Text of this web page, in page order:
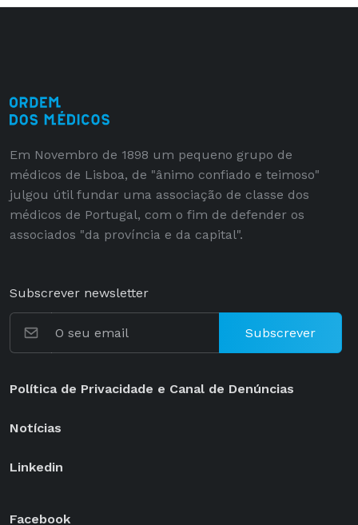
Em Novembro de 1898 um pequeno grupo de
médicos de Lisboa, de "ânimo confiado e teimoso"
julgou útil fundar uma associação de classe dos
médicos de Portugal, com o fim de defender os
associados "da província e da capital".
Subscrever newsletter
Subscrever
Política de Privacidade e Canal de Denúncias
Notícias
Linkedin
Facebook